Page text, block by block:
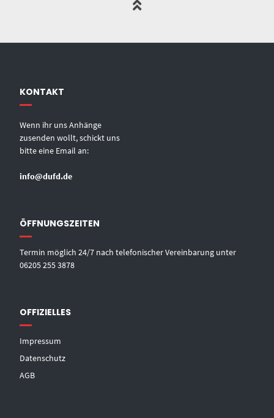
KONTAKT
Wenn ihr uns Anhänge
zusenden wollt, schickt uns
bitte eine Email an:
info@dufd.de
ÖFFNUNGSZEITEN
Termin möglich 24/7 nach telefonischer Vereinbarung unter
06205 255 3878
OFFIZIELLES
Impressum
Datenschutz
AGB